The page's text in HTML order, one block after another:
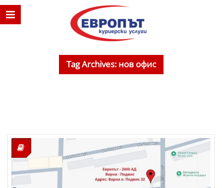
Tag Archives: нов офис